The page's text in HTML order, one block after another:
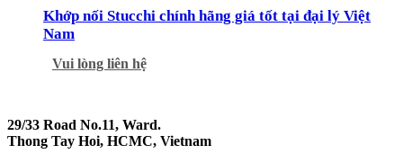
Khớp nối Stucchi chính hãng giá tốt tại đại lý Việt
Nam
Vui lòng liên hệ
29/33 Road No.11, Ward.
Thong Tay Hoi, HCMC, Vietnam